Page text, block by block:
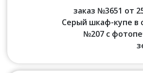
заказ №3651 от
Серый шкаф-купе в
№207 с